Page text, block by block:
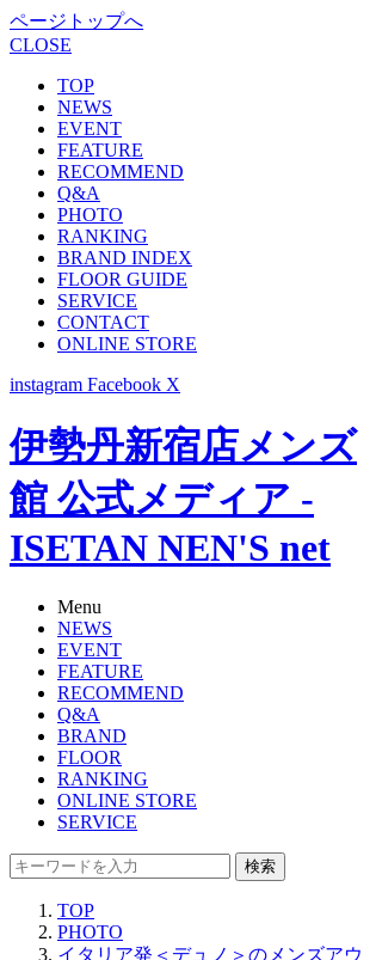
ページトップへ
CLOSE
TOP
NEWS
EVENT
FEATURE
RECOMMEND
Q&A
PHOTO
RANKING
BRAND INDEX
FLOOR GUIDE
SERVICE
CONTACT
ONLINE STORE
instagram Facebook X
伊勢丹新宿店メンズ
館 公式メディア -
ISETAN NEN'S net
Menu
NEWS
EVENT
FEATURE
RECOMMEND
Q&A
BRAND
FLOOR
RANKING
ONLINE STORE
SERVICE
検索
TOP
PHOTO
イタリア発＜デュノ＞のメンズアウ